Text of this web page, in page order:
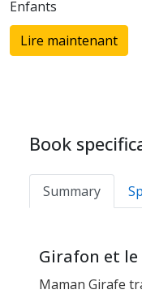
Enfants
Lire maintenant
Book
Summary
Girafon et le
Maman Girafe